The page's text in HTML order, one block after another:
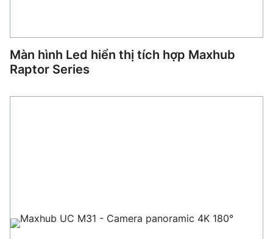
Màn hình Led hiển thị tích hợp Maxhub
Raptor Series